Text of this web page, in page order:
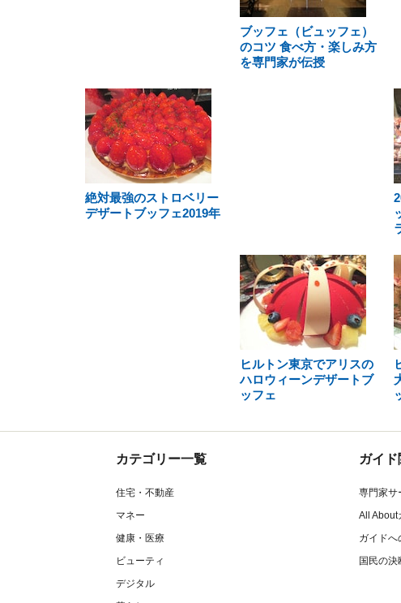
ブッフェ（ビュッフェ）
のコツ 食べ方・楽しみ方
を専門家が伝授
絶対最強のストロベリー
デザートブッフェ2019年
ヒルトン東京でアリスの
ハロウィーンデザートブ
ッフェ
カテゴリー一覧
住宅・不動産
マネー
健康・医療
ビューティ
デジタル
ガイド
専門家サ
All About
ガイドへ
国民の決